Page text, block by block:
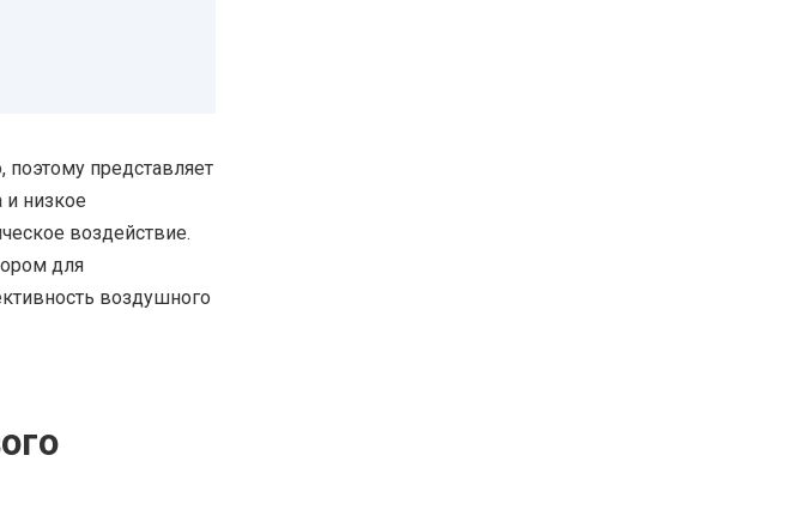
представляет
низкое
воздействие.
для
воздушного